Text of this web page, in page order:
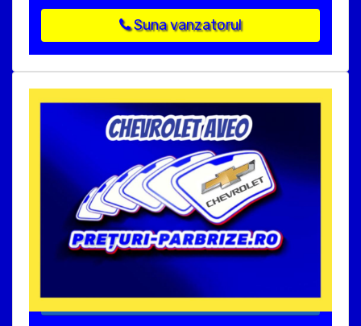
Suna vanzatorul